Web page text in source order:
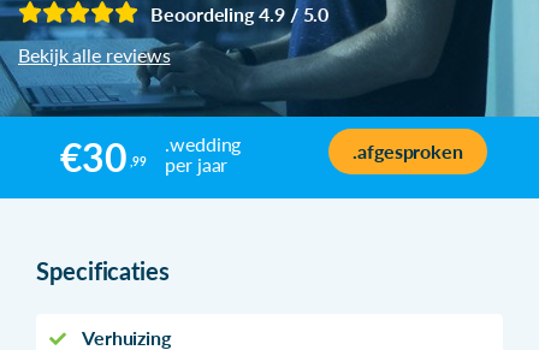
Beoordeling 4.9 / 5.0
Bekijk alle reviews
€30 ,99
.wedding
per jaar
.afgesproken
Specificaties
Verhuizing